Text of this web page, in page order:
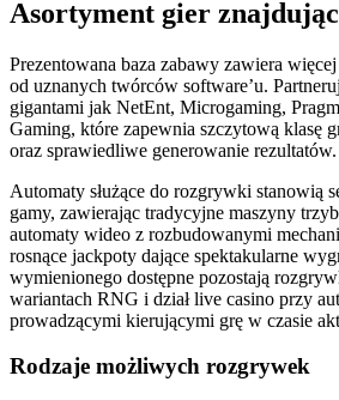
Asortyment gier
Prezentowana baza zabawy zawiera
od uznanych twórców software’u.
gigantami jak NetEnt, Microgaming,
Gaming, które zapewnia szczytową klasę
oraz sprawiedliwe generowanie rezultatów.
Automaty służące do rozgrywki stanowią
gamy, zawierając tradycyjne maszyny
automaty wideo z rozbudowanymi
rosnące jackpoty dające spektakularne
wymienionego dostępne pozostają
wariantach RNG i dział live casino przy
prowadzącymi kierującymi grę w czasie
Rodzaje możliwych rozgrywek